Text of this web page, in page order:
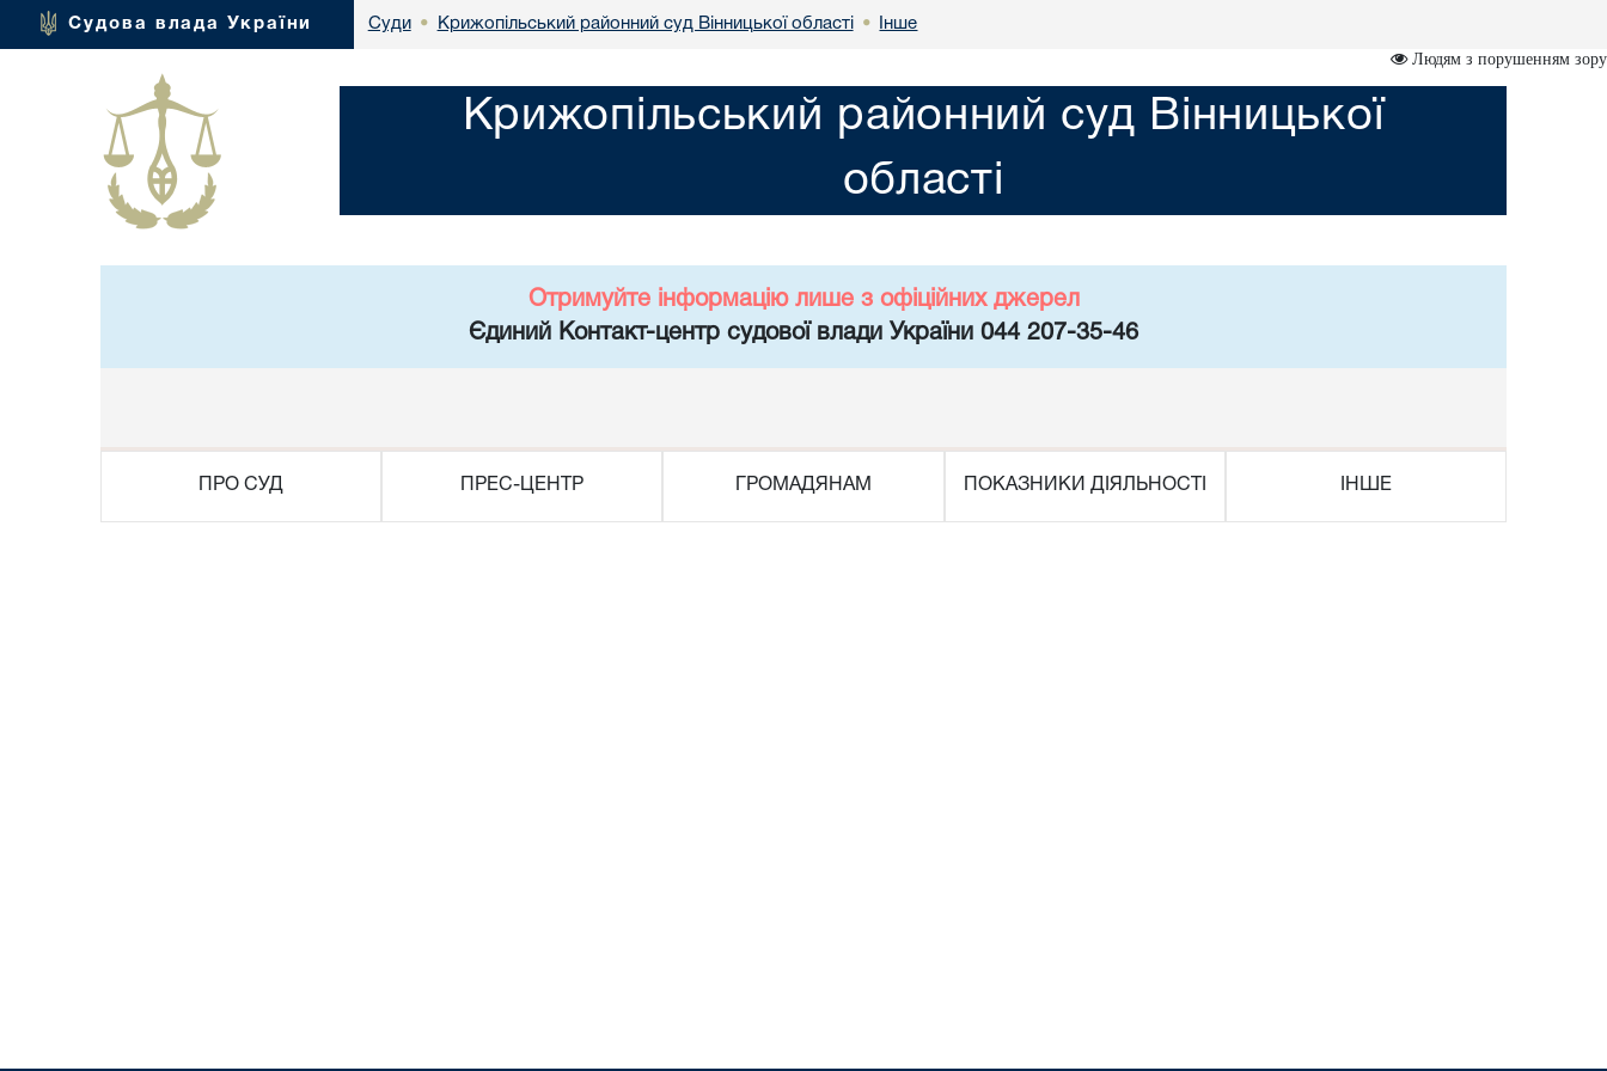
Судова влада України Суди • Крижопільський районний суд Вінницької області • Інше
Людям з порушенням зору
Крижопільський районний суд Вінницької
області
Отримуйте інформацію лише з офіційних джерел
Єдиний Контакт-центр судової влади України 044 207-35-46
ПРО СУД ПРЕС-ЦЕНТР ГРОМАДЯНАМ ПОКАЗНИКИ ДІЯЛЬНОСТІ ІНШЕ